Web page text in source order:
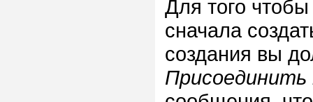
Для того
сначала
создания вы
Присоединить